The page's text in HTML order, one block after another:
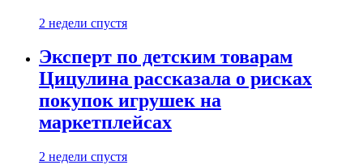
2 недели спустя
Эксперт по детским товарам
Цицулина рассказала о рисках
покупок игрушек на
маркетплейсах
2 недели спустя